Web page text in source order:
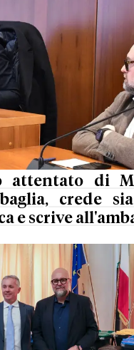
attentato di
crede
e scrive